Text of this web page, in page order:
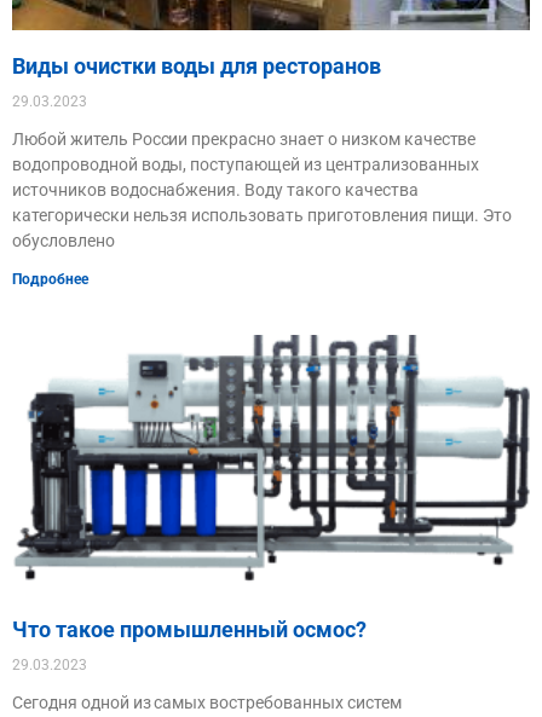
Виды очистки воды для ресторанов
29.03.2023
Любой житель России прекрасно знает о низком качестве
водопроводной воды, поступающей из централизованных
источников водоснабжения. Воду такого качества
категорически нельзя использовать приготовления пищи. Это
обусловлено
Подробнее
Что такое промышленный осмос?
29.03.2023
Сегодня одной из самых востребованных систем